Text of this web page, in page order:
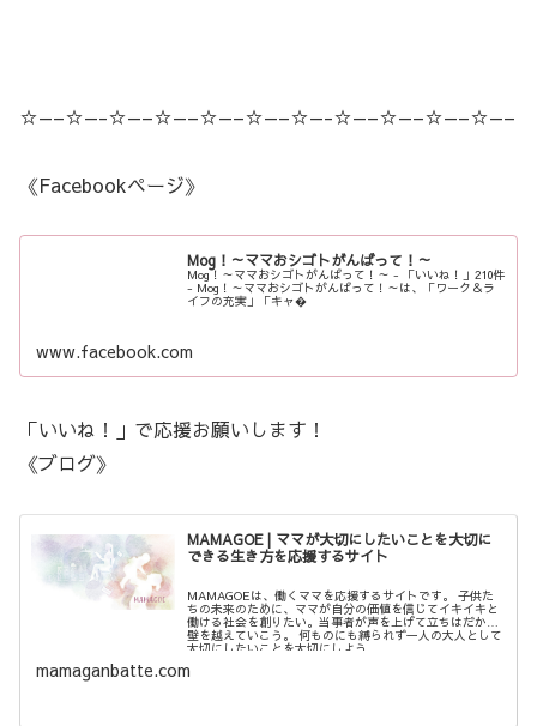
☆—–☆—-☆—–☆—–☆—–☆—–☆—-☆—–☆—–☆—–☆—–
《Facebookページ》
Mog！～ママおシゴトがんばって！～
Mog！～ママおシゴトがんばって！～ - 「いいね！」210件
- Mog！～ママおシゴトがんばって！～は、「ワーク＆ラ
イフの充実」「キャ�
www.facebook.com
「いいね！」で応援お願いします！
《ブログ》
MAMAGOE | ママが大切にしたいことを大切に
できる生き方を応援するサイト
MAMAGOEは、働くママを応援するサイトです。 子供た
ちの未来のために、ママが自分の価値を信じてイキイキと
働ける社会を創りたい。当事者が声を上げて立ちはだかる
壁を越えていこう。 何ものにも縛られず一人の大人として
大切にしたいことを大切にしよう。
mamaganbatte.com